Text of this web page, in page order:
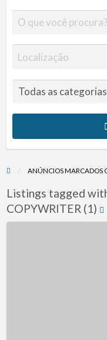
ANÚNCIOS MARCADOS
Listings tagged
COPYWRITER (1)